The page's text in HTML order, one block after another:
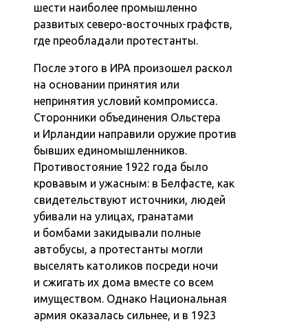
шести наиболее промышленно
развитых северо-восточных графств,
где преобладали протестанты.
После этого в ИРА произошел раскол
на основании принятия или
непринятия условий компромисса.
Сторонники объединения Ольстера
и Ирландии направили оружие против
бывших единомышленников.
Противостояние 1922 года было
кровавым и ужасным: в Белфасте, как
свидетельствуют источники, людей
убивали на улицах, гранатами
и бомбами закидывали полные
автобусы, а протестанты могли
выселять католиков посреди ночи
и сжигать их дома вместе со всем
имуществом. Однако Национальная
армия оказалась сильнее, и в 1923